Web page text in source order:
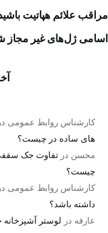
مراقب علائم هپاتیت
اسامی ژل‌های غیر
کارشناس روابط عمومی
های ساده در چیست؟
محسن درتفاوت جک
چیست؟
کارشناس روابط عمومی در
داشته باشد؟
عارفه در لوستر آشپزخانه